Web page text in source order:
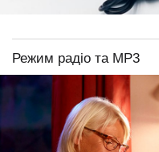
Режим радіо та МР3